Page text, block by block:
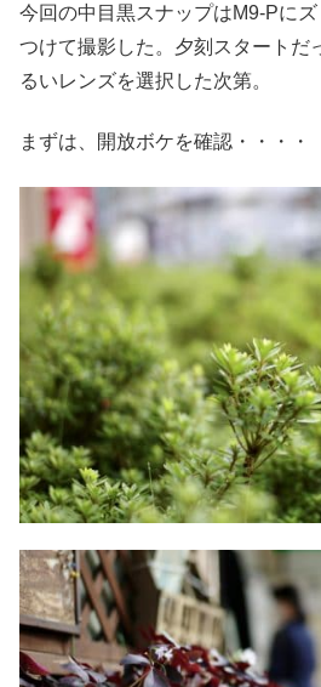
今回の中目黒スナップはM9-Pに
つけて撮影した。夕刻スタートだ
るいレンズを選択した次第。
まずは、開放ボケを確認・・・・